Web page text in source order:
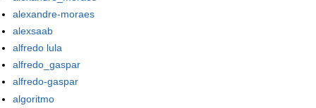
alexandre-moraes
alexsaab
alfredo lula
alfredo_gaspar
alfredo-gaspar
algoritmo